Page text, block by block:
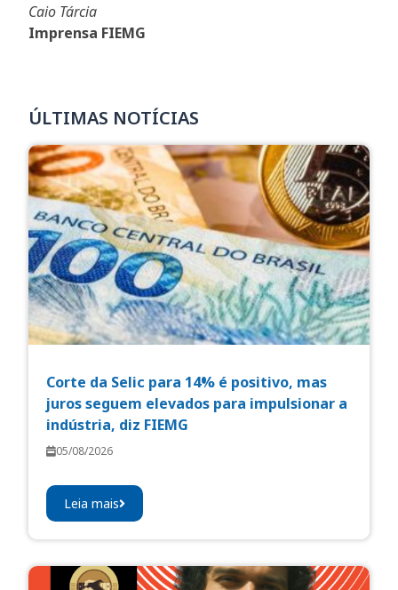
Caio Tárcia
Imprensa FIEMG
ÚLTIMAS NOTÍCIAS
Corte da Selic para 14% é positivo, mas
juros seguem elevados para impulsionar a
indústria, diz FIEMG
05/08/2026
Leia mais